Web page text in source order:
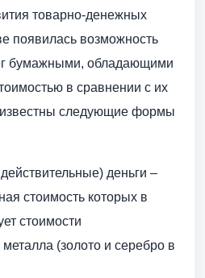
товарно-денежных
появилась возможность
бумажными, обладающими
в сравнении с их
следующие формы
деньги –
стоимость которых в
стоимости
(золото и серебро в